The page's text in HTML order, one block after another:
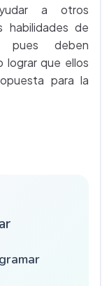
a otros
habilidades de
pues deben
lograr que ellos
para la